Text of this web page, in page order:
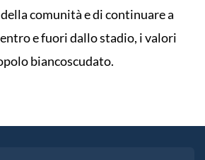
comunità e di continuare a
e fuori dallo stadio, i valori
biancoscudato.